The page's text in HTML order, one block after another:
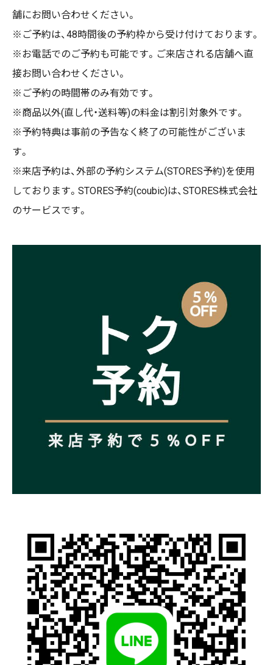
舗にお問い合わせください。
※ご予約は、48時間後の予約枠から受け付けております。
※お電話でのご予約も可能です。ご来店される店舗へ直
接お問い合わせください。
※ご予約の時間帯のみ有効です。
※商品以外(直し代・送料等)の料金は割引対象外です。
※予約特典は事前の予告なく終了の可能性がございま
す。
※来店予約は、外部の予約システム(STORES予約)を使用
しております。STORES予約(coubic)は、STORES株式会社
のサービスです。